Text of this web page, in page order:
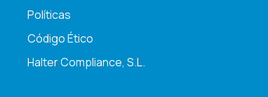
Políticas
Código Ético
Halter Compliance, S.L.